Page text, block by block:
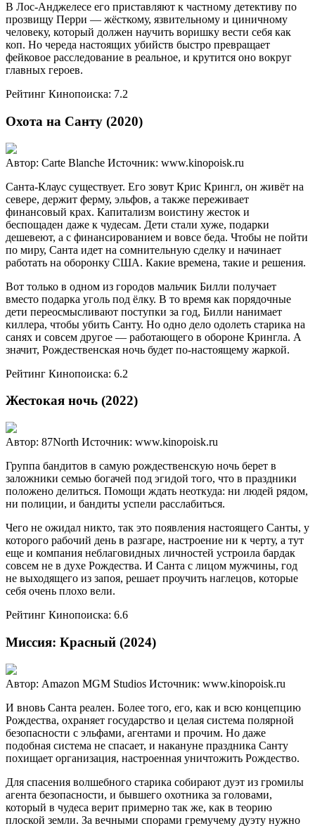
В Лос-Анджелесе его приставляют к частному детективу по
прозвищу Перри — жёсткому, язвительному и циничному
человеку, который должен научить воришку вести себя как
коп. Но череда настоящих убийств быстро превращает
фейковое расследование в реальное, и крутится оно вокруг
главных героев.
Рейтинг Кинопоиска: 7.2
Охота на Санту (2020)
Автор: Carte Blanche Источник: www.kinopoisk.ru
Санта-Клаус существует. Его зовут Крис Крингл, он живёт на
севере, держит ферму, эльфов, а также переживает
финансовый крах. Капитализм воистину жесток и
беспощаден даже к чудесам. Дети стали хуже, подарки
дешевеют, а с финансированием и вовсе беда. Чтобы не пойти
по миру, Санта идет на сомнительную сделку и начинает
работать на оборонку США. Какие времена, такие и решения.
Вот только в одном из городов мальчик Билли получает
вместо подарка уголь под ёлку. В то время как порядочные
дети переосмысливают поступки за год, Билли нанимает
киллера, чтобы убить Санту. Но одно дело одолеть старика на
санях и совсем другое — работающего в обороне Крингла. А
значит, Рождественская ночь будет по-настоящему жаркой.
Рейтинг Кинопоиска: 6.2
Жестокая ночь (2022)
Автор: 87North Источник: www.kinopoisk.ru
Группа бандитов в самую рождественскую ночь берет в
заложники семью богачей под эгидой того, что в праздники
положено делиться. Помощи ждать неоткуда: ни людей рядом,
ни полиции, и бандиты успели расслабиться.
Чего не ожидал никто, так это появления настоящего Санты, у
которого рабочий день в разгаре, настроение ни к черту, а тут
еще и компания неблаговидных личностей устроила бардак
совсем не в духе Рождества. И Санта с лицом мужчины, год
не выходящего из запоя, решает проучить наглецов, которые
себя очень плохо вели.
Рейтинг Кинопоиска: 6.6
Миссия: Красный (2024)
Автор: Amazon MGM Studios Источник: www.kinopoisk.ru
И вновь Санта реален. Более того, его, как и всю концепцию
Рождества, охраняет государство и целая система полярной
безопасности с эльфами, агентами и прочим. Но даже
подобная система не спасает, и накануне праздника Санту
похищает организация, настроенная уничтожить Рождество.
Для спасения волшебного старика собирают дуэт из громилы
агента безопасности, и бывшего охотника за головами,
который в чудеса верит примерно так же, как в теорию
плоской земли. За вечными спорами гремучему дуэту нужно